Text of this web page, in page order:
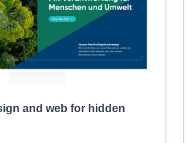
and web for hidden